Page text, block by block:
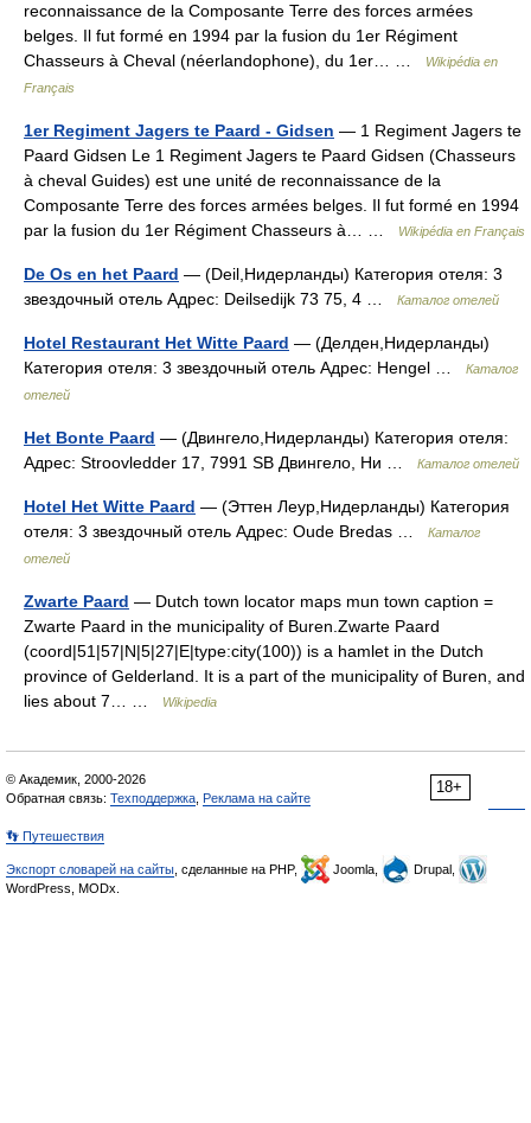
reconnaissance de la Composante Terre des forces armées
belges. Il fut formé en 1994 par la fusion du 1er Régiment
Chasseurs à Cheval (néerlandophone), du 1er… …
Wikipédia en
Français
1er Regiment Jagers te Paard - Gidsen — 1 Regiment Jagers te
Paard Gidsen Le 1 Regiment Jagers te Paard Gidsen (Chasseurs
à cheval Guides) est une unité de reconnaissance de la
Composante Terre des forces armées belges. Il fut formé en 1994
par la fusion du 1er Régiment Chasseurs à… …
Wikipédia en Français
De Os en het Paard — (Deil,Нидерланды) Категория отеля: 3
звездочный отель Адрес: Deilsedijk 73 75, 4 …
Каталог отелей
Hotel Restaurant Het Witte Paard — (Делден,Нидерланды)
Категория отеля: 3 звездочный отель Адрес: Hengel …
Каталог
отелей
Het Bonte Paard — (Двингело,Нидерланды) Категория отеля:
Адрес: Stroovledder 17, 7991 SB Двингело, Ни …
Каталог отелей
Hotel Het Witte Paard — (Эттен Леур,Нидерланды) Категория
отеля: 3 звездочный отель Адрес: Oude Bredas …
Каталог
отелей
Zwarte Paard — Dutch town locator maps mun town caption =
Zwarte Paard in the municipality of Buren.Zwarte Paard
(coord|51|57|N|5|27|E|type:city(100)) is a hamlet in the Dutch
province of Gelderland. It is a part of the municipality of Buren, and
lies about 7… …
Wikipedia
18+
© Академик, 2000-2026
Обратная связь: Техподдержка Реклама на сайте
👣 Путешествия
Экспорт словарей на сайты , сделанные на PHP, Joomla,
Drupal,
WordPress, MODx.